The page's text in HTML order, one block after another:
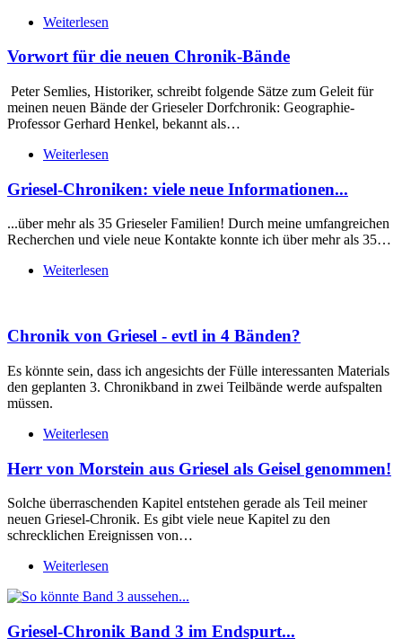
Weiterlesen
Vorwort für die neuen Chronik-Bände
Peter Semlies, Historiker, schreibt folgende Sätze zum Geleit für
meinen neuen Bände der Grieseler Dorfchronik: Geographie-
Professor Gerhard Henkel, bekannt als…
Weiterlesen
Griesel-Chroniken: viele neue Informationen...
...über mehr als 35 Grieseler Familien! Durch meine umfangreichen
Recherchen und viele neue Kontakte konnte ich über mehr als 35…
Weiterlesen
Chronik von Griesel - evtl in 4 Bänden?
Es könnte sein, dass ich angesichts der Fülle interessanten Materials
den geplanten 3. Chronikband in zwei Teilbände werde aufspalten
müssen.
Weiterlesen
Herr von Morstein aus Griesel als Geisel genommen!
Solche überraschenden Kapitel entstehen gerade als Teil meiner
neuen Griesel-Chronik. Es gibt viele neue Kapitel zu den
schrecklichen Ereignissen von…
Weiterlesen
Griesel-Chronik Band 3 im Endspurt...